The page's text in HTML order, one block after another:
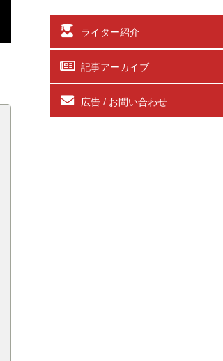
ライター紹介
記事アーカイブ
広告 / お問い合わせ